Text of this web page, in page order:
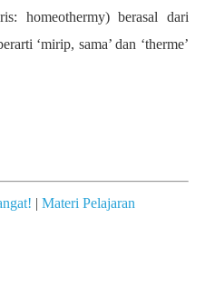
homeothermy) berasal dari
‘mirip, sama’ dan ‘therme’
| Materi Pelajaran